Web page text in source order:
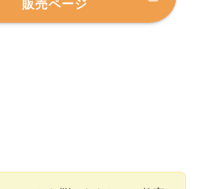
販売ページ